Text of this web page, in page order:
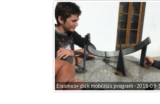
Erasmus+ diák mobilitás program -2018-09-